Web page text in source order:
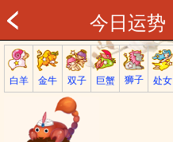
今日运势
白羊 金牛 双子 巨蟹 狮子 处女